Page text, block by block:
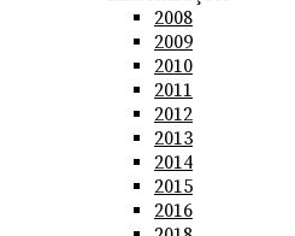
2008
2009
2010
2011
2012
2013
2014
2015
2016